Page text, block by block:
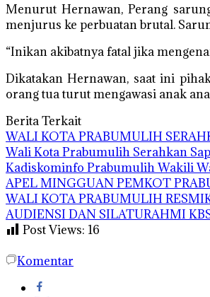
Menurut Hernawan, Perang
menjurus ke perbuatan brutal.
“Inikan akibatnya fatal jika
Dikatakan Hernawan, saat ini
orang tua turut mengawasi anak
Berita Terkait
WALI KOTA PRABUMULIH
Wali Kota Prabumulih Serahkan
Kadiskominfo Prabumulih Wakili
APEL MINGGUAN PEMKOT
WALI KOTA PRABUMULIH
AUDIENSI DAN SILATURAHMI
Post Views: 16
Komentar